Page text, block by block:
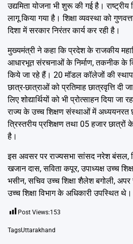
उद्यमिता योजना भी शुरू की गई है। राष्ट्रीय
लागू किया गया है। शिक्षा व्यवस्था को
दिशा में सरकार निरंतर कार्य कर रही है।
मुख्यमंत्री ने कहा कि प्रदेश के राजकीय
आधारभूत संरचनाओं के निर्माण, तकनीक के
किये जा रहे हैं। 20 मॉडल कॉलेजों की
छात्र-छात्राओं को प्रतिमाह छात्रवृत्ति दी
लिए शोद्यार्थियों को भी प्रोत्साहन दिया
राज्य के उच्च शिक्षण संस्थाओं में अध्ययनरत
त्रिस्तरीय प्रशिक्षण तथा 05 हजार छात्रों
है।
इस अवसर पर राज्यसभा सांसद नरेश बंसल,
खजान दास, सविता कपूर, उपाध्यक्ष उच्च
भसीन, सचिव उच्च शिक्षा शैलेश बगोली,
उच्च शिक्षा विभाग के अधिकारी उपस्थित थे।
Post Views:153
TagsUttarakhand